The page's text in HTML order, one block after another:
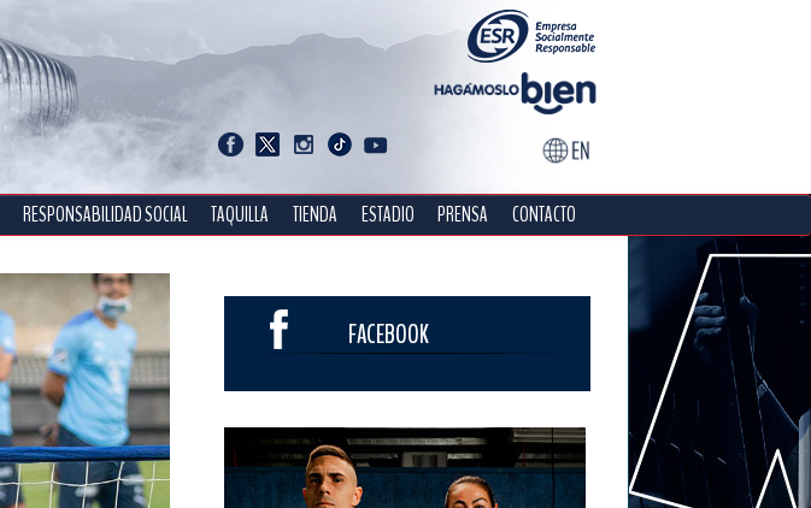
RESPONSABILIDAD SOCIAL TAQUILLA TIENDA ESTADIO PRENSA CONTACTO
FACEBOOK